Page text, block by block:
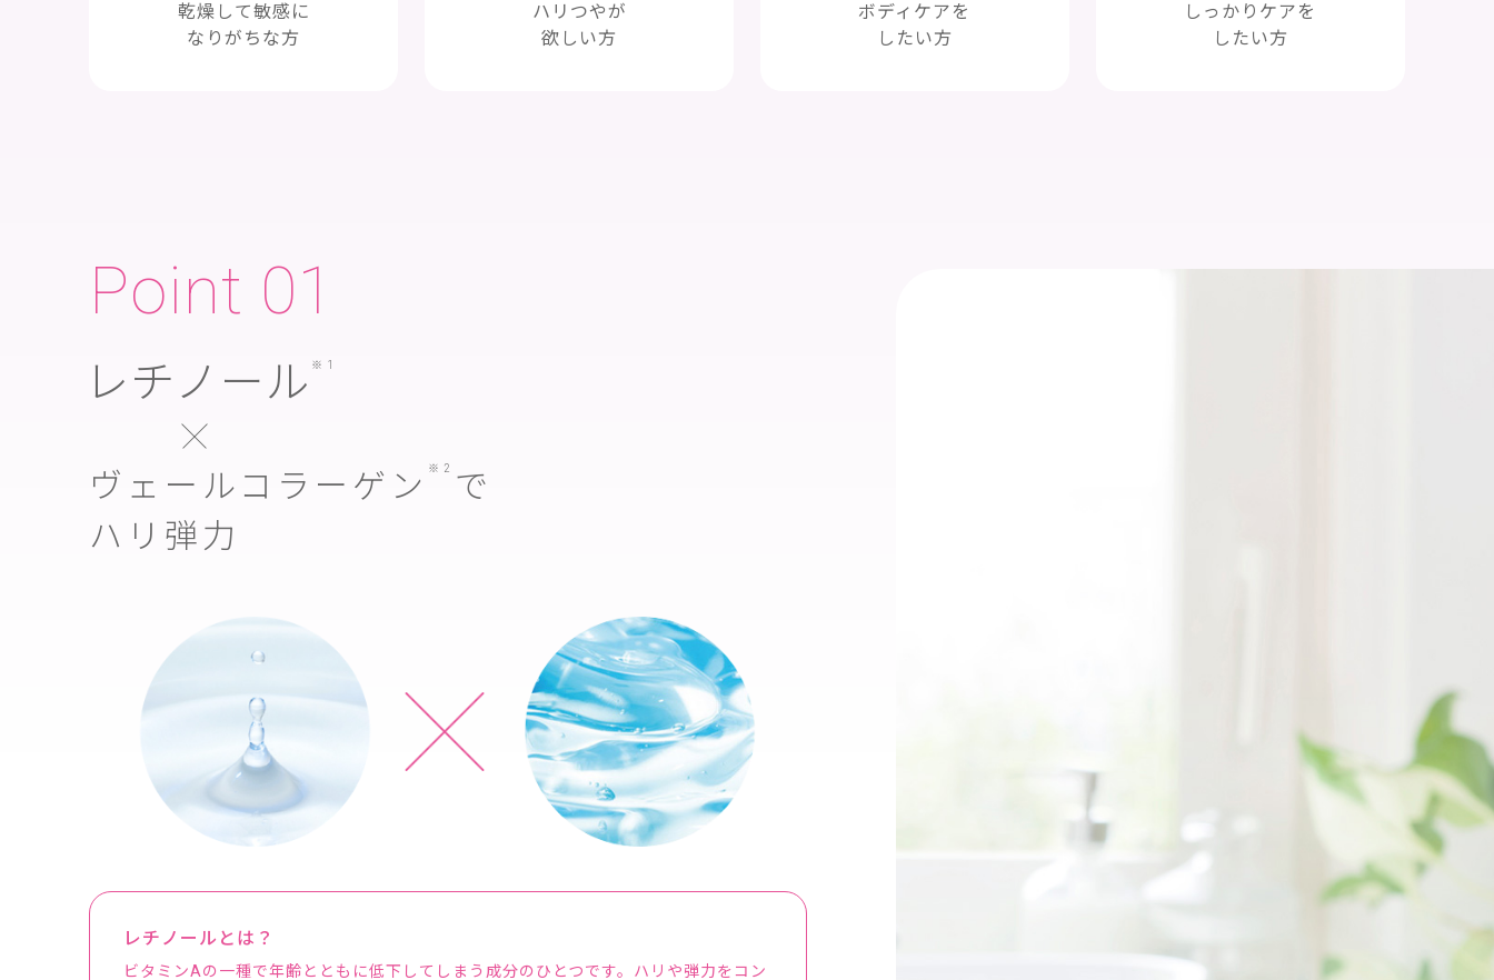
乾燥して敏感に
なりがちな方
ハリつやが
欲しい方
ボディケアを
したい方
しっかりケアを
したい方
Point 01
レチノール ※1
ヴェールコラーゲン ※2
で
ハリ弾力
レチノールとは？
ビタミンAの一種で年齢とともに低下してしまう成分のひとつです。ハリや弾力をコン